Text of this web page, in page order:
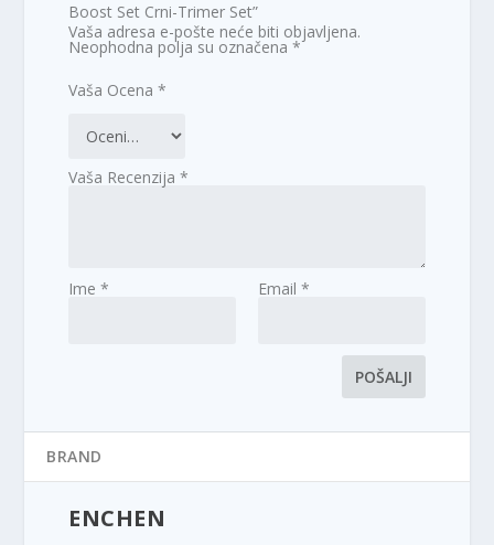
Boost Set Crni-Trimer Set”
Vaša adresa e-pošte neće biti objavljena.
Neophodna polja su označena*
Vaša Ocena*
Vaša Recenzija*
Ime* Email *
BRAND
ENCHEN